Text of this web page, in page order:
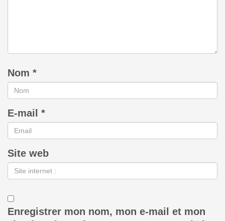
Nom *
E-mail *
Site web
Enregistrer mon nom, mon e-mail et mon